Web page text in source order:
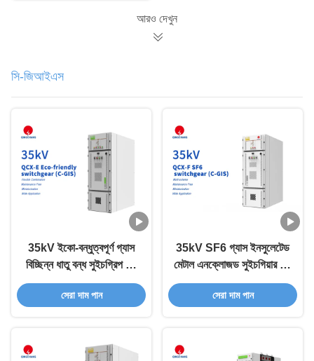
আরও দেখুন
সি-জিআইএস
35kV ইকো-বন্ধুত্বপূর্ণ গ্যাস
বিচ্ছিন্ন ধাতু বন্ধ সুইচগ্রিপ C-
GIS
সেরা দাম পান
35kV SF6 গ্যাস ইনসুলেটেড
মেটাল এনক্লোজড সুইচগিয়ার C-
GIS
সেরা দাম পান